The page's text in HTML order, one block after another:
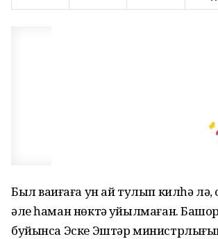
Был ваҡиғаға ун ай тулып килһә лә,
әле һаман нөктә ҡуйылмаған.
буйынса Эске Эштәр